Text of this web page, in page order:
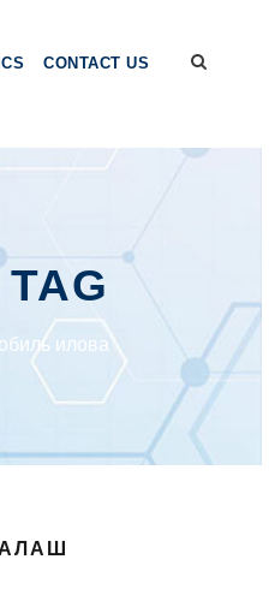
CONTACT US
TAG
илова